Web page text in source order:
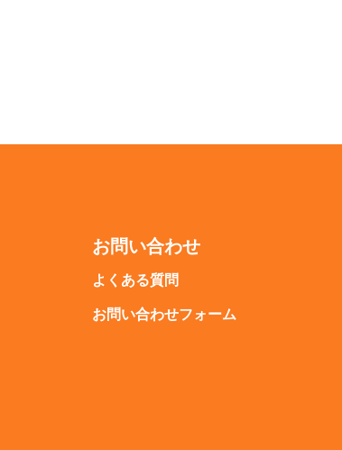
お問い合わせ
よくある質問
お問い合わせフォーム